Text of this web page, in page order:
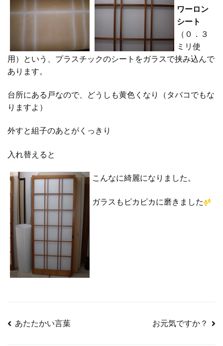
ワーロン
シート
（０．３
ミリ使
用）という、プラスチックのシートをガラスで挟み込んで
あります。
台所にある戸なので、どうしも黄色くなり（タバコでもな
りますよ）
外すと組子のあとがくっきり
入れ替えると
こんなに綺麗になりました。
ガラスもピカピカに磨きました
投
あたたかい言葉 お元気ですか？